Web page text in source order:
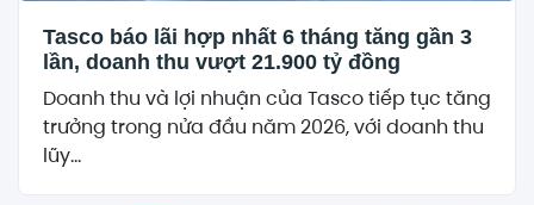
Tasco báo lãi hợp nhất 6 tháng tăng gần 3
lần, doanh thu vượt 21.900 tỷ đồng
Doanh thu và lợi nhuận của Tasco tiếp tục tăng
trưởng trong nửa đầu năm 2026, với doanh thu
lũy...